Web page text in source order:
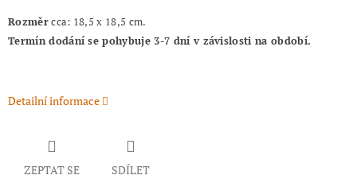
Rozměrcca: 18,5 x 18,5 cm.
Termín dodání se pohybuje 3-7 dní v závislosti na období.
Detailní informace
ZEPTAT SE SDÍLET